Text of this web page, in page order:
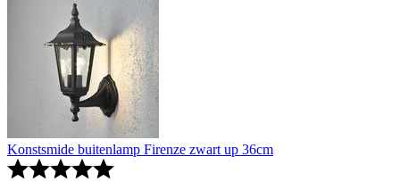
Konstsmide buitenlamp Firenze zwart up 36cm